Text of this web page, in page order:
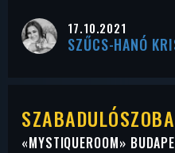
17.10.2021
SZŰCS-HANÓ
«MYSTIQUEROOM»